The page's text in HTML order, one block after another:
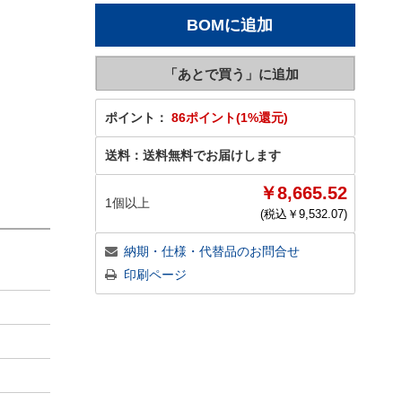
ポイント： 86ポイント(1%還元)
送料： 送料無料でお届けします
1個以上 ￥8,665.52
(税込￥ 9,532.07)
納期・仕様・代替品のお問合せ
印刷ページ